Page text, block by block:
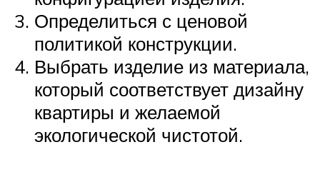
Определиться с ценовой
политикой конструкции.
Выбрать изделие из материала,
который соответствует дизайну
квартиры и желаемой
экологической чистотой.